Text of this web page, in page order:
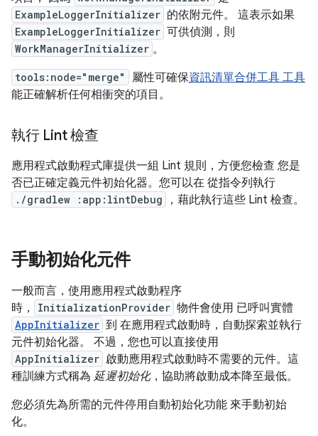
ExampleLoggerInitializer 的依附元件。 這表示如果
ExampleLoggerInitializer 可供偵測，則
WorkManagerInitializer 。
tools:node="merge" 屬性可確保資訊清單合併工具 工具
能正確解析任何相衝突的項目。
執行 Lint 檢查
應用程式啟動程式庫提供一組 Lint 規則，方便您檢查 您是
否已正確定義元件初始化器。您可以在 從指令列執行
./gradlew :app:lintDebug ，藉此執行這些 Lint 檢查。
手動初始化元件
一般而言，使用應用程式啟動程序
時，
InitializationProvider 物件會使用 已呼叫實體
AppInitializer 到 在應用程式啟動時，自動探索並執行
元件初始化器。 不過，您也可以直接使用
AppInitializer 啟動應用程式啟動時不需要的元件。這
種訓練方式稱為延遲初始化，協助將啟動成本降至最低。
您必須先為所需的元件停用自動初始化功能 來手動初始
化。